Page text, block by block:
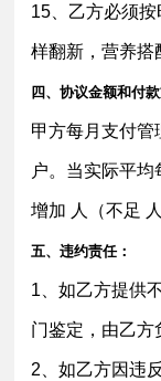
15、乙方必须
样翻新，营养搭
四、协议金额和付
甲方每月支付
户。当实际平
增加 人（不足
五、违约责任：
1、如乙方提供
门鉴定，由乙方
2、如乙方因违